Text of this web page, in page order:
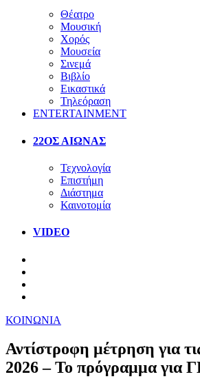
Θέατρο
Μουσική
Χορός
Μουσεία
Σινεμά
Βιβλίο
Εικαστικά
Τηλεόραση
ENTERTAINMENT
22ΟΣ ΑΙΩΝΑΣ
Τεχνολογία
Επιστήμη
Διάστημα
Καινοτομία
VIDEO
ΚΟΙΝΩΝΙΑ
Αντίστροφη μέτρηση για
2026 – Το πρόγραμμα για